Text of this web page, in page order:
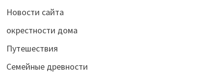
Новости сайта
окрестности дома
Путешествия
Семейные древности